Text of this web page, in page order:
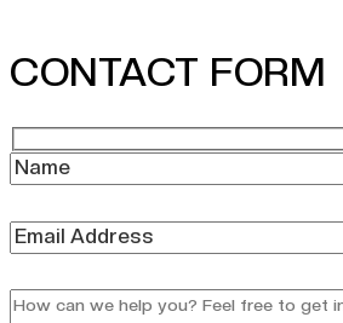
CONTACT FORM